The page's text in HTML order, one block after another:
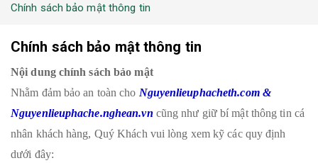
g
Chính sách bảo mật thông tin
Chính sách bảo mật thông tin
Nội dung chính sách bảo mật
Nhằm đảm bảo an toàn cho Nguyenlieuphacheth.com &
Nguyenlieuphache.nghean.vn cũng như giữ bí mật thông tin cá
nhân khách hàng, Quý Khách vui lòng xem kỹ các quy định
dưới đây: